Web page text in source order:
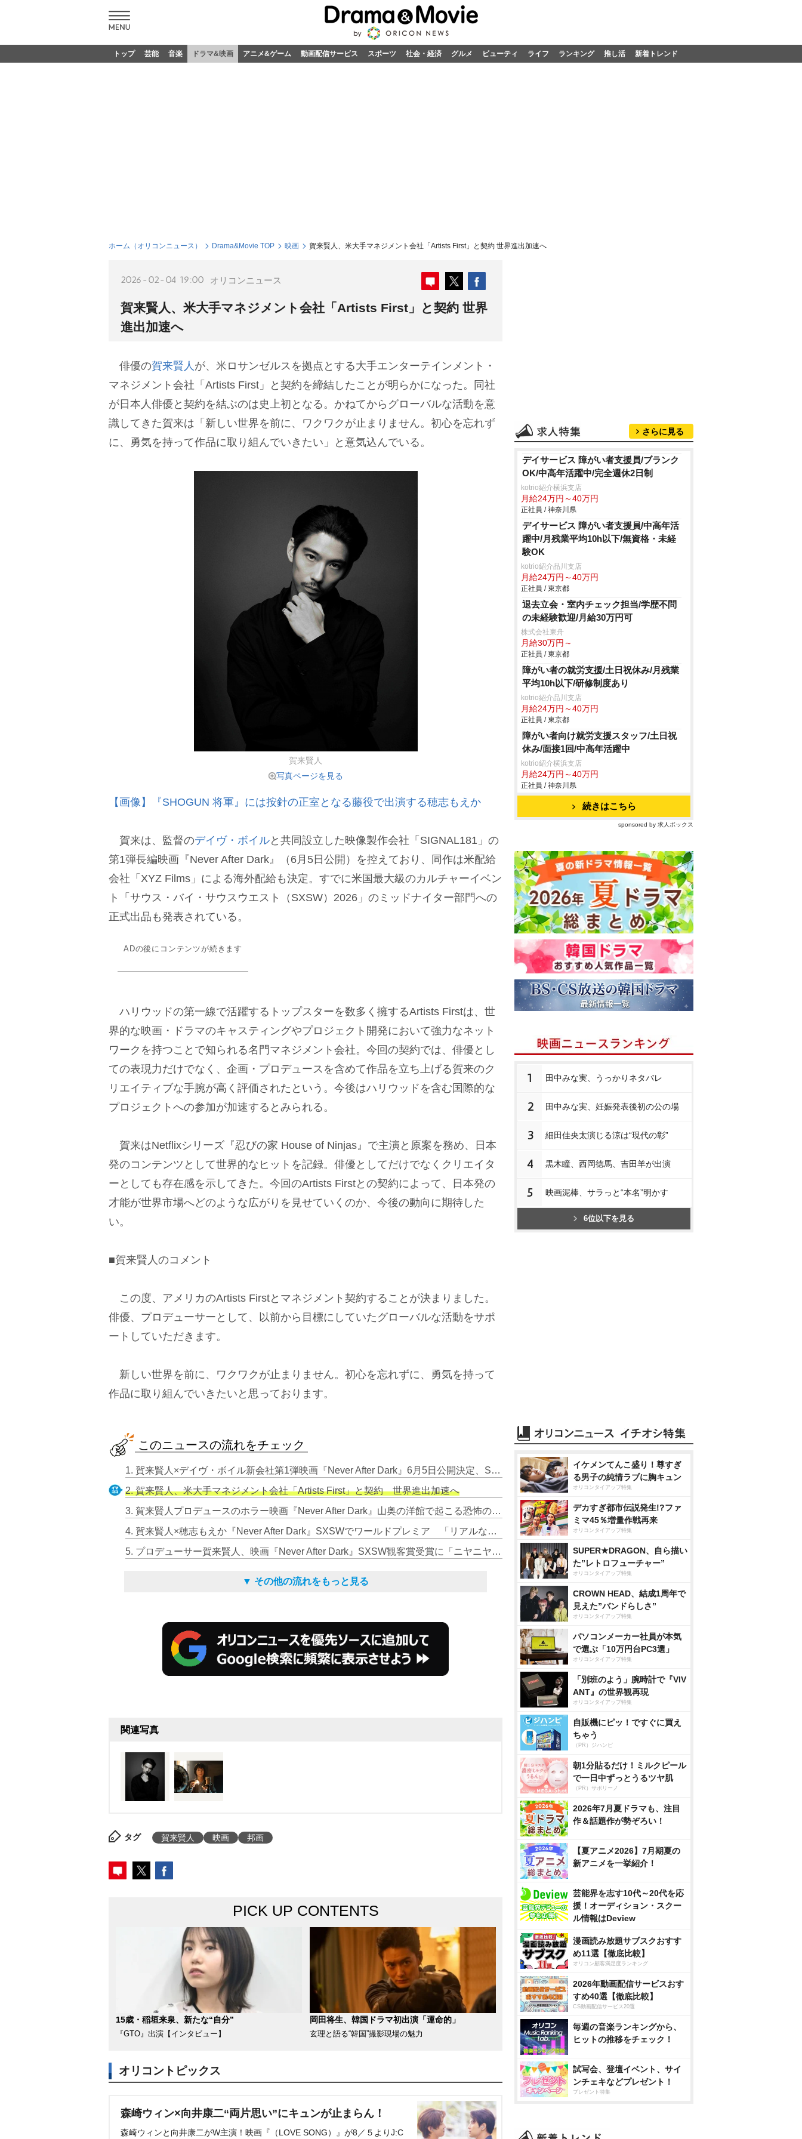
トップ 芸能 音楽 ドラマ&映画 アニメ&ゲーム 動画配信サービス スポーツ 社会・経済 グルメ ビューティ ライフ ランキング 推し活 新着トレンド
ホーム（オリコンニュース） Drama&Movie TOP 映画 賀来賢人、米大手マネジメント会社「Artists First」と契約 世界進出加速へ
2026-02-04 19:00 オリコンニュース
賀来賢人、米大手マネジメント会社「Artists First」と契約 世界
進出加速へ
俳優の賀来賢人 が、米ロサンゼルスを拠点とする大手エンターテインメント・
マネジメント会社「Artists First」と契約を締結したことが明らかになった。同社
が日本人俳優と契約を結ぶのは史上初となる。かねてからグローバルな活動を意
識してきた賀来は「新しい世界を前に、ワクワクが止まりません。初心を忘れず
に、勇気を持って作品に取り組んでいきたい」と意気込んでいる。
賀来賢人
写真ページを見る
【画像】『SHOGUN 将軍』には按針の正室となる藤役で出演する穂志もえか
賀来は、監督のデイヴ・ボイルと共同設立した映像製作会社「SIGNAL181」の
第1弾長編映画『Never After Dark』（6月5日公開）を控えており、同作は米配給
会社「XYZ Films」による海外配給も決定。すでに米国最大級のカルチャーイベン
ト「サウス・バイ・サウスウエスト（SXSW）2026」のミッドナイター部門への
正式出品も発表されている。
ADの後にコンテンツが続きます
ハリウッドの第一線で活躍するトップスターを数多く擁するArtists Firstは、世
界的な映画・ドラマのキャスティングやプロジェクト開発において強力なネット
ワークを持つことで知られる名門マネジメント会社。今回の契約では、俳優とし
ての表現力だけでなく、企画・プロデュースを含めて作品を立ち上げる賀来のク
リエイティブな手腕が高く評価されたという。今後はハリウッドを含む国際的な
プロジェクトへの参加が加速するとみられる。
賀来はNetflixシリーズ『忍びの家 House of Ninjas』で主演と原案を務め、日本
発のコンテンツとして世界的なヒットを記録。俳優としてだけでなくクリエイタ
ーとしても存在感を示してきた。今回のArtists Firstとの契約によって、日本発の
才能が世界市場へどのような広がりを見せていくのか、今後の動向に期待した
い。
■賀来賢人のコメント
この度、アメリカのArtists Firstとマネジメント契約することが決まりました。
俳優、プロデューサーとして、以前から目標にしていたグローバルな活動をサポ
ートしていただきます。
新しい世界を前に、ワクワクが止まりません。初心を忘れずに、勇気を持って
作品に取り組んでいきたいと思っております。
このニュースの流れをチェック
1. 賀来賢人×デイヴ・ボイル新会社第1弾映画『Never After Dark』6月5日公開決定、SXSW正式出品の快挙
2. 賀来賢人、米大手マネジメント会社「Artists First」と契約 世界進出加速へ
3. 賀来賢人プロデュースのホラー映画『Never After Dark』山奥の洋館で起こる恐怖の怪奇現象を捉えた特報映像
4. 賀来賢人×穂志もえか『Never After Dark』SXSWでワールドプレミア 「リアルな反応を肌で感じた」
5. プロデューサー賀来賢人、映画『Never After Dark』SXSW観客賞受賞に「ニヤニヤしております」
▼ その他の流れをもっと見る
関連写真
タグ 賀来賢人 映画 邦画
PICK UP CONTENTS
15歳・稲垣来泉、新たな“自分”
『GTO』出演【インタビュー】
岡田将生、韓国ドラマ初出演「運命的」
玄理と語る“韓国”撮影現場の魅力
オリコントピックス
森崎ウィン×向井康二“両片思い”にキュンが止まらん！
森崎ウィンと向井康二がW主演！映画『（LOVE SONG）』が8／５よりJ:C
さらに見る
デイサービス 障がい者支援員/ブランク
OK/中高年活躍中/完全週休2日制
kotrio紹介横浜支店
月給24万円～40万円
正社員 / 神奈川県
デイサービス 障がい者支援員/中高年活
躍中/月残業平均10h以下/無資格・未経
験OK
kotrio紹介品川支店
月給24万円～40万円
正社員 / 東京都
退去立会・室内チェック担当/学歴不問
の未経験歓迎/月給30万円可
株式会社東舟
月給30万円～
正社員 / 東京都
障がい者の就労支援/土日祝休み/月残業
平均10h以下/研修制度あり
kotrio紹介品川支店
月給24万円～40万円
正社員 / 東京都
障がい者向け就労支援スタッフ/土日祝
休み/面接1回/中高年活躍中
kotrio紹介横浜支店
月給24万円～40万円
正社員 / 神奈川県
続きはこちら
sponsored by 求人ボックス
1 田中みな実、うっかりネタバレ
2 田中みな実、妊娠発表後初の公の場
3 細田佳央太演じる涼は“現代の彰”
4 黒木瞳、西岡徳馬、吉田羊が出演
5 映画泥棒、サラっと“本名”明かす
6位以下を見る
イケメンてんこ盛り！尊すぎ
る男子の純情ラブに胸キュン
オリコンタイアップ特集
デカすぎ都市伝説発生!?ファ
ミマ45％増量作戦再来
オリコンタイアップ特集
SUPER★DRAGON、自ら描い
た”レトロフューチャー”
オリコンタイアップ特集
CROWN HEAD、結成1周年で
見えた”バンドらしさ”
オリコンタイアップ特集
パソコンメーカー社員が本気
で選ぶ「10万円台PC3選」
オリコンタイアップ特集
「別班のよう」腕時計で『VIV
ANT』の世界観再現
オリコンタイアップ特集
自販機にピッ！ですぐに買え
ちゃう
（PR）ジハンピ
朝1分貼るだけ！ミルクピール
で一日中ずっとうるツヤ肌
（PR）サボリーノ
2026年7月夏ドラマも、注目
作＆話題作が勢ぞろい！
【夏アニメ2026】7月期夏の
新アニメを一挙紹介！
芸能界を志す10代～20代を応
援！オーディション・スクー
ル情報はDeview
漫画読み放題サブスクおすす
め11選【徹底比較】
オリコン顧客満足度ランキング
2026年動画配信サービスおす
すめ40選【徹底比較】
CS動画配信サービス20選
毎週の音楽ランキングから、
ヒットの推移をチェック！
試写会、登壇イベント、サイ
ンチェキなどプレゼント！
プレゼント特集